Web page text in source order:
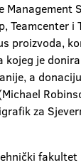
Management
Teamcenter i
proizvoda,
je
a
za